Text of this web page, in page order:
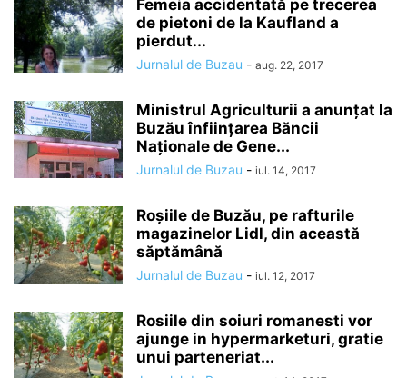
Femeia accidentată pe trecerea
de pietoni de la Kaufland a
pierdut...
Jurnalul de Buzau - aug. 22, 2017
Ministrul Agriculturii a anunţat la
Buzău înființarea Băncii
Naționale de Gene...
Jurnalul de Buzau - iul. 14, 2017
Roșiile de Buzău, pe rafturile
magazinelor Lidl, din această
săptămână
Jurnalul de Buzau - iul. 12, 2017
Rosiile din soiuri romanesti vor
ajunge in hypermarketuri, gratie
unui parteneriat...